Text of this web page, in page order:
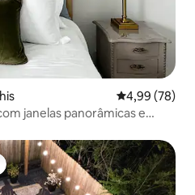
4,99 de uma
4,99 (78)
janelas panorâmicas e
dos hóspedes